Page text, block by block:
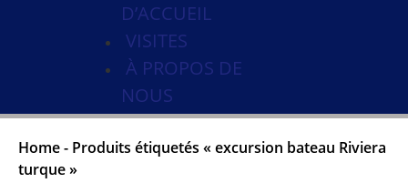
D’ACCUEIL
VISITES
À PROPOS DE
NOUS
Home- Produits étiquetés « excursion bateau Riviera
turque »